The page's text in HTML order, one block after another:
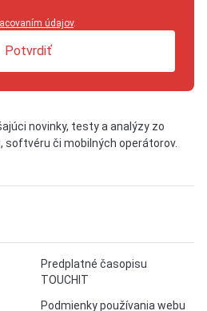
údajov.
Potvrdiť
novinky, testy a analýzy zo
softvéru či mobilných operátorov.
Predplatné časopisu
TOUCHIT
Podmienky používania webu